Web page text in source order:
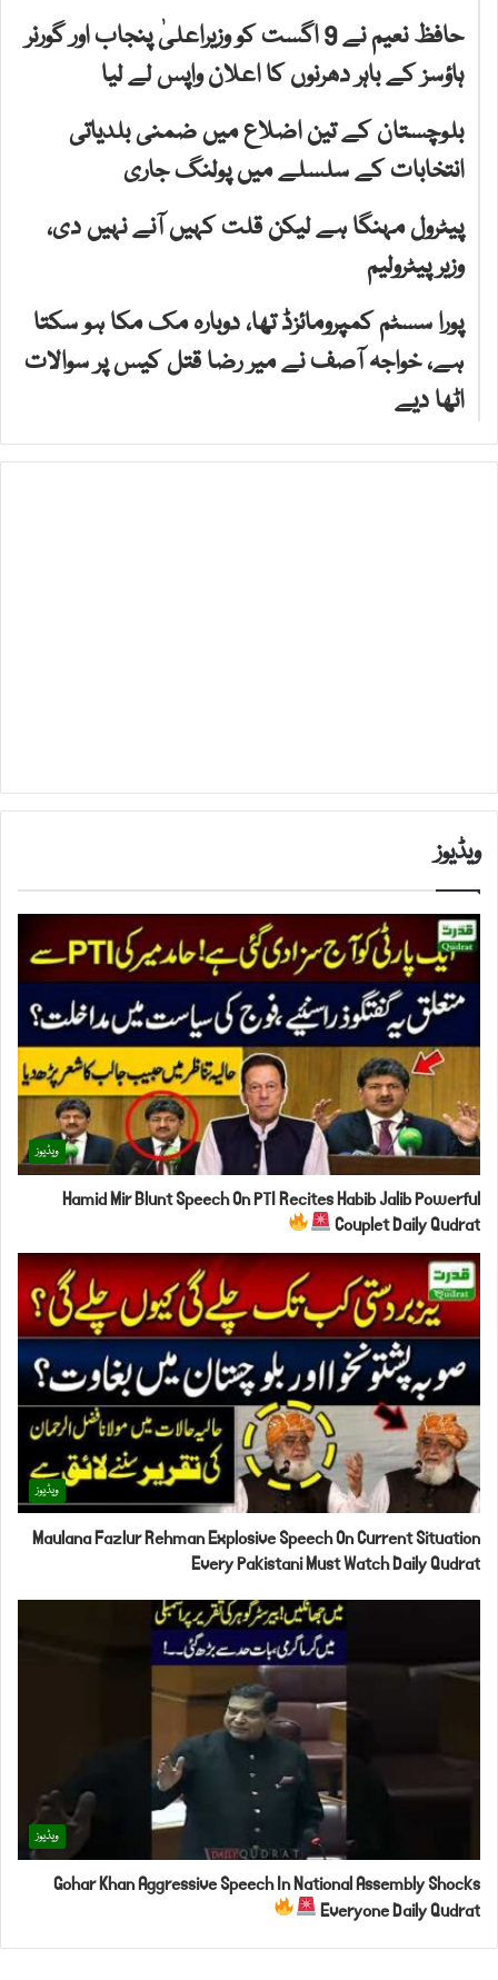
حافظ نعیم نے 9 اگست کو وزیراعلیٰ پنجاب اور گورنر
ہاؤسز کے باہر دھرنوں کا اعلان واپس لے لیا
بلوچستان کے تین اضلاع میں ضمنی بلدیاتی
انتخابات کے سلسلے میں پولنگ جاری
پیٹرول مہنگا ہے لیکن قلت کہیں آنے نہیں دی،
وزیر پیٹرولیم
پورا سسٹم کمپرومائزڈ تھا، دوبارہ مک مکا ہو سکتا
ہے، خواجہ آصف نے میر رضا قتل کیس پر سوالات
اٹھا دیے
ویڈیوز
ویڈیوز
Hamid Mir Blunt Speech On PTI Recites Habib Jalib Powerful
Couplet Daily Qudrat
ویڈیوز
Maulana Fazlur Rehman Explosive Speech On Current Situation
Every Pakistani Must Watch Daily Qudrat
ویڈیوز
Gohar Khan Aggressive Speech In National Assembly Shocks
Everyone Daily Qudrat